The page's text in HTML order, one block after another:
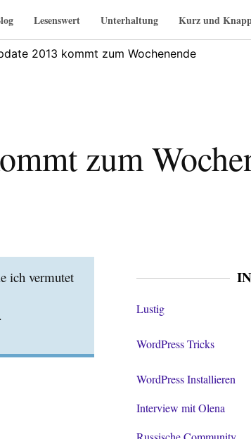
Lesenswert Unterhaltung Kurz und
2013 kommt zum Wochenende
zum
ich vermutet
Lustig
WordPress Tricks
WordPress Installieren
Interview mit Olena